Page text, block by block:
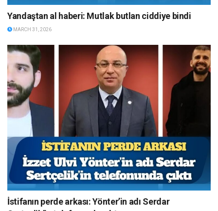
Yandaştan al haberi: Mutlak butlan ciddiye bindi
MARCH 31, 2026
İstifanın perde arkası: Yönter’in adı Serdar